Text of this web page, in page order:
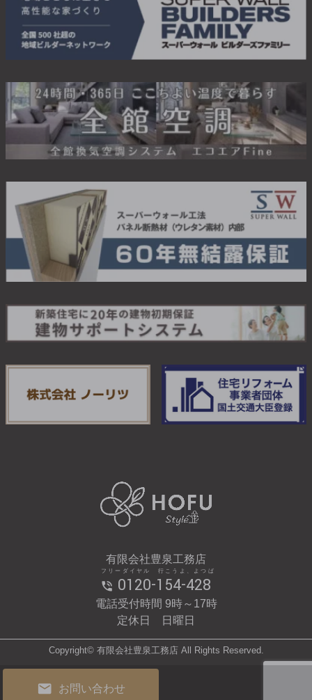
お問い合わせ
有限会社豊泉工務店
0120-154-428
フリーダイヤル 行こうよ、よつば
電話受付時間 9時～17時
定休日 日曜日
Copyright© 有限会社豊泉工務店 All Rights Reserved.